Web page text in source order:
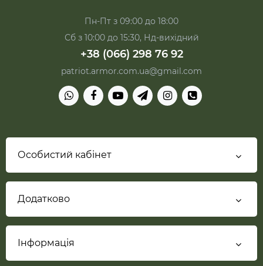
Пн-Пт з 09:00 до 18:00
Сб з 10:00 до 15:30, Нд-вихідний
+38 (066) 298 76 92
patriot.armor.com.ua@gmail.com
Особистий кабінет
Додатково
Інформація